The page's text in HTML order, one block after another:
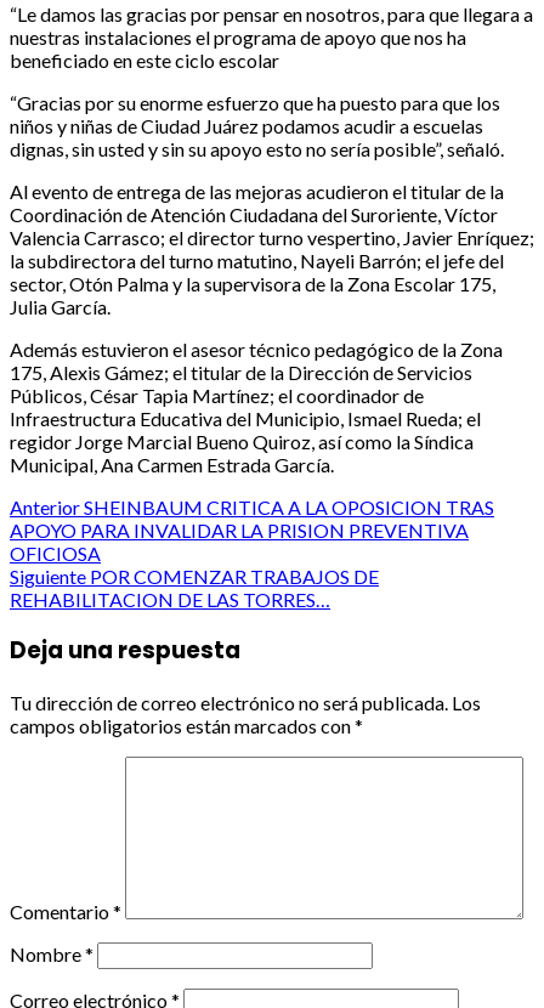
“Le damos las gracias por pensar en nosotros, para que llegara a
nuestras instalaciones el programa de apoyo que nos ha
beneficiado en este ciclo escolar
“Gracias por su enorme esfuerzo que ha puesto para que los
niños y niñas de Ciudad Juárez podamos acudir a escuelas
dignas, sin usted y sin su apoyo esto no sería posible”, señaló.
Al evento de entrega de las mejoras acudieron el titular de la
Coordinación de Atención Ciudadana del Suroriente, Víctor
Valencia Carrasco; el director turno vespertino, Javier Enríquez;
la subdirectora del turno matutino, Nayeli Barrón; el jefe del
sector, Otón Palma y la supervisora de la Zona Escolar 175,
Julia García.
Además estuvieron el asesor técnico pedagógico de la Zona
175, Alexis Gámez; el titular de la Dirección de Servicios
Públicos, César Tapia Martínez; el coordinador de
Infraestructura Educativa del Municipio, Ismael Rueda; el
regidor Jorge Marcial Bueno Quiroz, así como la Síndica
Municipal, Ana Carmen Estrada García.
Post
navigation
AnteriorSHEINBAUM CRITICA A LA OPOSICION TRAS
APOYO PARA INVALIDAR LA PRISION PREVENTIVA
OFICIOSA
Siguiente POR COMENZAR TRABAJOS DE
REHABILITACION DE LAS TORRES…
Deja una respuesta
Tu dirección de correo electrónico no será publicada. Los
campos obligatorios están marcados con*
Comentario*
Nombre*
Correo electrónico*